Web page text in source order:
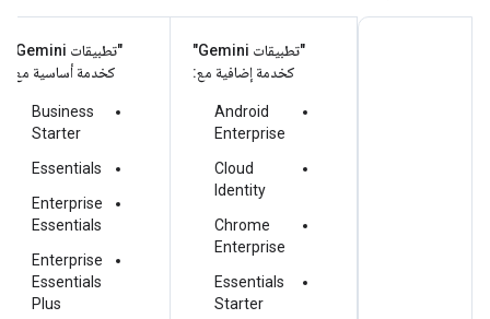
"تطبيقات Gemini"
كخدمة إضافية مع:
Android
Enterprise
Cloud
Identity
Chrome
Enterprise
Essentials
Starter
كخدمة أساسية مع:
Business
Starter
Essentials
Enterprise
Essentials
Enterprise
Essentials
Plus